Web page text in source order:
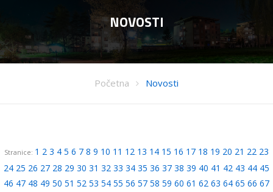
NOVOSTI
Početna Novosti
Stranice: 1 2 3 4 5 6 7 8 9 10 11 12 13 14 15 16 17 18 19 20 21 22 23
24 25 26 27 28 29 30 31 32 33 34 35 36 37 38 39 40 41 42 43 44 45
46 47 48 49 50 51 52 53 54 55 56 57 58 59 60 61 62 63 64 65 66 67